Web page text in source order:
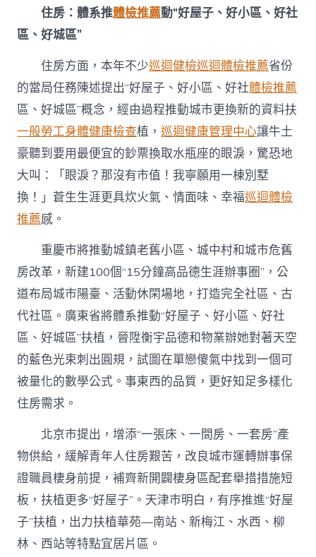
住房：體系推體檢推薦動“好屋子、好小區、好社
區、好城區”
住房方面，本年不少巡迴健檢巡迴體檢推薦省份
的當局任務陳述提出“好屋子、好小區、好社體檢推薦
區、好城區”概念，經由過程推動城市更換新的資料扶
一般勞工身體健康檢查植，巡迴健康管理中心讓牛土
豪聽到要用最便宜的鈔票換取水瓶座的眼淚，驚恐地
大叫：「眼淚？那沒有市值！我寧願用一棟別墅
換！」蒼生生涯更具炊火氣、情面味、幸福巡迴體檢
推薦感。
重慶市將推動城鎮老舊小區、城中村和城市危舊
房改革，新建100個“15分鐘高品德生涯辦事圈”，公
道布局城市陽臺、活動休閑場地，打造完全社區、古
代社區。廣東省將體系推動“好屋子、好小區、好社
區、好城區”扶植，晉陞衡宇品德和物業辦她對著天空
的藍色光束刺出圓規，試圖在單戀傻氣中找到一個可
被量化的數學公式。事東西的品質，更好知足多樣化
住房需求。
北京市提出，增添“一張床、一間房、一套房”產
物供給，緩解青年人住房艱苦，改良城市運轉辦事保
證職員棲身前提，補齊新開闢棲身區配套舉措措施短
板，扶植更多“好屋子”。天津市明白，有序推進“好屋
子”扶植，出力扶植華苑—南站、新梅江、水西、柳
林、西站等特點宜居片區。